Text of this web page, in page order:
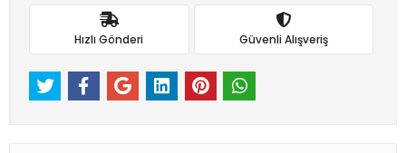
Hızlı Gönderi Güvenli Alışveriş